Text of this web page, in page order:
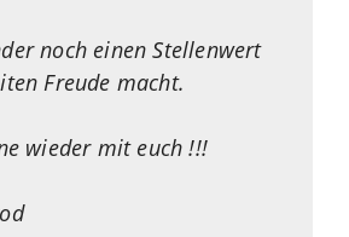
noch einen Stellenwert
Freude macht.
wieder mit euch !!!